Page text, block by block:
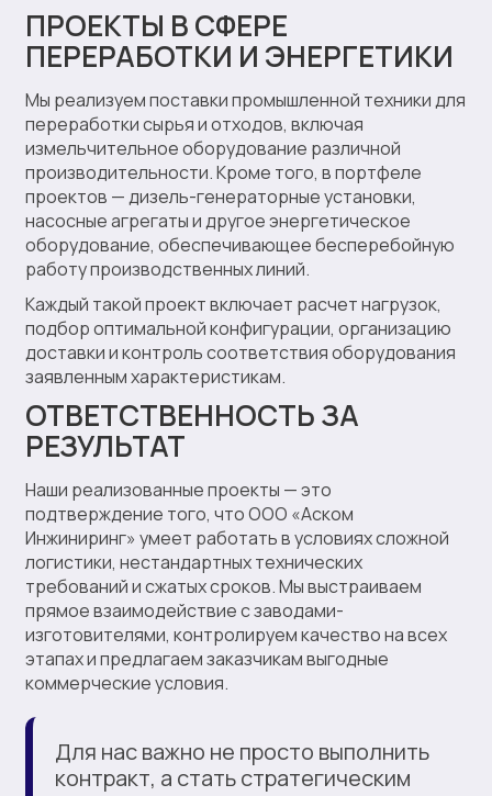
ПРОЕКТЫ В СФЕРЕ
ПЕРЕРАБОТКИ И ЭНЕРГЕТИКИ
Мы реализуем поставки промышленной техники для
переработки сырья и отходов, включая
измельчительное оборудование различной
производительности. Кроме того, в портфеле
проектов — дизель-генераторные установки,
насосные агрегаты и другое энергетическое
оборудование, обеспечивающее бесперебойную
работу производственных линий.
Каждый такой проект включает расчет нагрузок,
подбор оптимальной конфигурации, организацию
доставки и контроль соответствия оборудования
заявленным характеристикам.
ОТВЕТСТВЕННОСТЬ ЗА
РЕЗУЛЬТАТ
Наши реализованные проекты — это
подтверждение того, что ООО «Аском
Инжиниринг» умеет работать в условиях сложной
логистики, нестандартных технических
требований и сжатых сроков. Мы выстраиваем
прямое взаимодействие с заводами-
изготовителями, контролируем качество на всех
этапах и предлагаем заказчикам выгодные
коммерческие условия.
Для нас важно не просто выполнить
контракт, а стать стратегическим